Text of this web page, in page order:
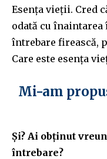
Esența vieții. Cred
odată cu înaintarea
întrebare firească,
Care este esența
Mi-am
Și? Ai obținut
întrebare?